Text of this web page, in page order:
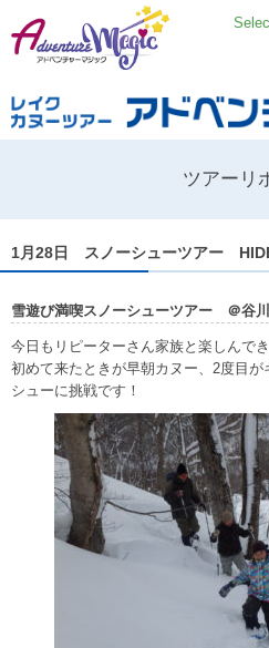
ツアーリ
1月28日 スノーシューツアー
雪遊び満喫スノーシューツアー ＠谷
今日もリピーターさん家族と楽しんでき
初めて来たときが早朝カヌー、2度目
シューに挑戦です！